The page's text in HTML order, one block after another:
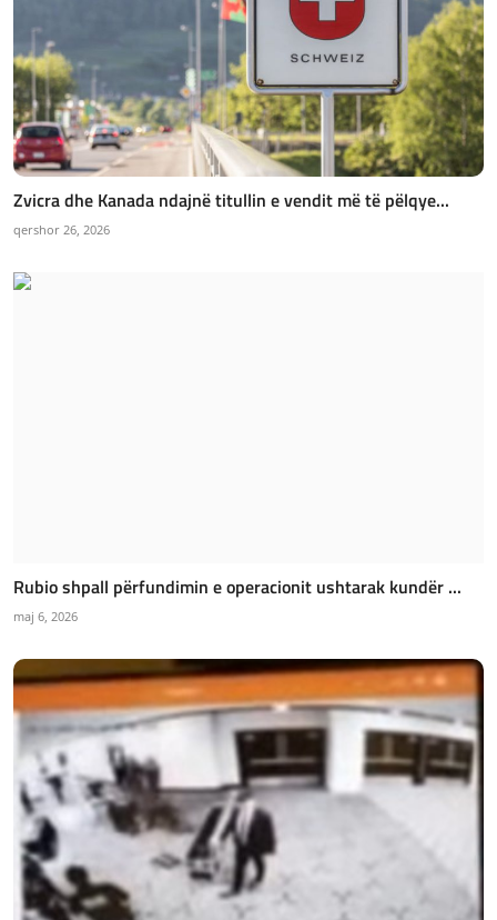
Zvicra dhe Kanada ndajnë titullin e vendit më të pëlqye...
qershor 26, 2026
Rubio shpall përfundimin e operacionit ushtarak kundër ...
maj 6, 2026